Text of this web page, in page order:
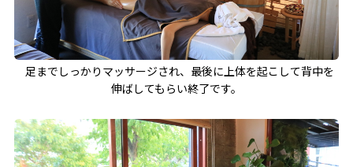
足までしっかりマッサージされ、最後に上体を起こして背中を
伸ばしてもらい終了です。